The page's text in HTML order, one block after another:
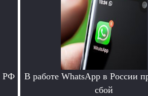
РФ
В работе WhatsApp в России
сбой